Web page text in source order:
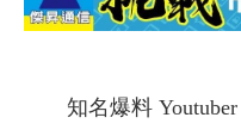
知名爆料